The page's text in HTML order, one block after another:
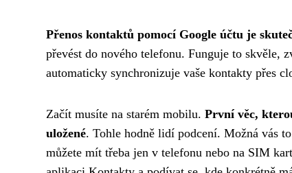
Přenos kontaktů pomocí Google účtu je
převést do nového telefonu. Funguje to skvěle,
automaticky synchronizuje vaše kontakty přes
Začít musíte na starém mobilu. První věc,
uložené. Tohle hodně lidí podcení. Možná vás
můžete mít třeba jen v telefonu nebo na SIM